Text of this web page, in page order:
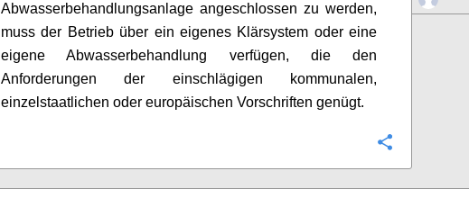
Abwasserbehandlungsanlage angeschlossen zu werden,
muss der Betrieb über ein eigenes Klärsystem oder eine
eigene Abwasserbehandlung verfügen, die den
Anforderungen der einschlägigen kommunalen,
einzelstaatlichen oder europäischen Vorschriften genügt.